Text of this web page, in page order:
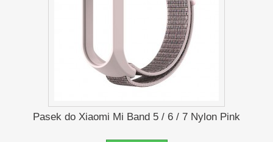
Pasek do Xiaomi Mi Band 5 / 6 / 7 Nylon Pink